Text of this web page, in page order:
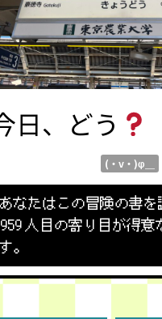
日、どう
(・v・)φ＿
あなたはこの冒険の書を
959 人目の寄り目が得意
。